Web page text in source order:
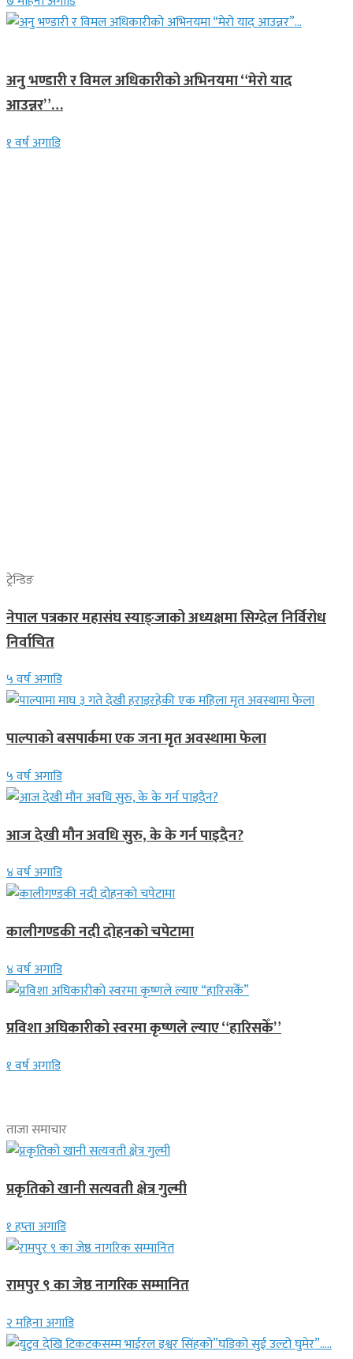
अनु भण्डारी र विमल अधिकारीको अभिनयमा “मेरो याद
आउन्नर”…
१ वर्ष अगाडि
ट्रेन्डिङ
नेपाल पत्रकार महासंघ स्याङ्जाको अध्यक्षमा सिग्देल निर्विरोध
निर्वाचित
५ वर्ष अगाडि
पाल्पाको बसपार्कमा एक जना मृत अवस्थामा फेला
५ वर्ष अगाडि
आज देखी मौन अवधि सुरु, के के गर्न पाइदैन?
४ वर्ष अगाडि
कालीगण्डकी नदी दोहनको चपेटामा
४ वर्ष अगाडि
प्रविशा अघिकारीको स्वरमा कृष्णले ल्याए “हारिसकेँ”
१ वर्ष अगाडि
ताजा समाचार
प्रकृतिको खानी सत्यवती क्षेत्र गुल्मी
१ हप्ता अगाडि
रामपुर ९ का जेष्ठ नागरिक सम्मानित
२ महिना अगाडि